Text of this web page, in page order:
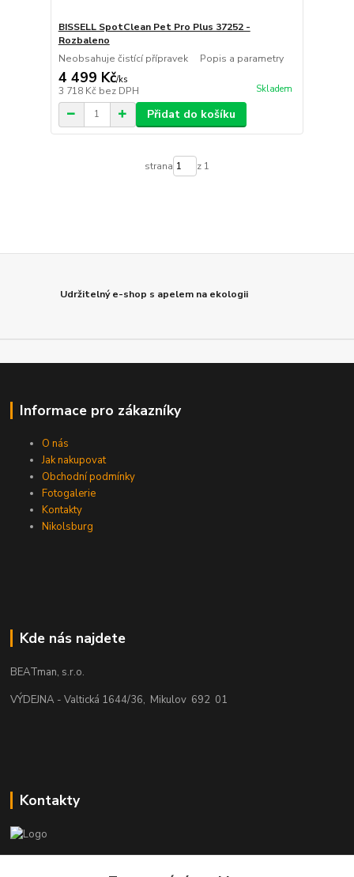
BISSELL SpotClean Pet Pro Plus 37252 -
Rozbaleno
Neobsahuje čistící přípravek Popis a parametry
4 499 Kč/ks
3 718 Kč bez DPH Skladem
Přidat do košíku
strana z 1
Udržitelný e-shop s apelem na ekologii
Informace pro zákazníky
O nás
Jak nakupovat
Obchodní podmínky
Fotogalerie
Kontakty
Nikolsburg
Kde nás najdete
BEATman, s.r.o.
VÝDEJNA - Valtická 1644/36, Mikulov 692 01
Kontakty